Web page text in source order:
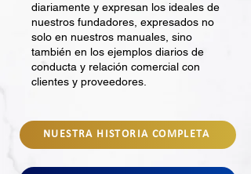
diariamente y expresan los ideales de
nuestros fundadores, expresados no
solo en nuestros manuales, sino
también en los ejemplos diarios de
conducta y relación comercial con
clientes y proveedores.
NUESTRA HISTORIA COMPLETA